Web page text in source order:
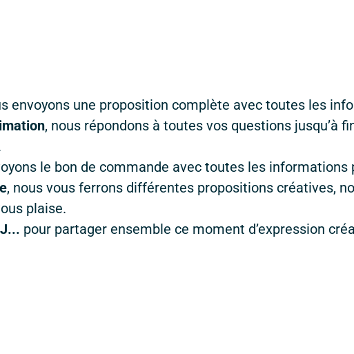
envoyons une proposition complète avec toutes les
, nous répondons à toutes vos questions jusqu’à
le bon de commande avec toutes les informations
, nous vous ferrons différentes propositions créatives,
plaise.
pour partager ensemble ce moment d’expression